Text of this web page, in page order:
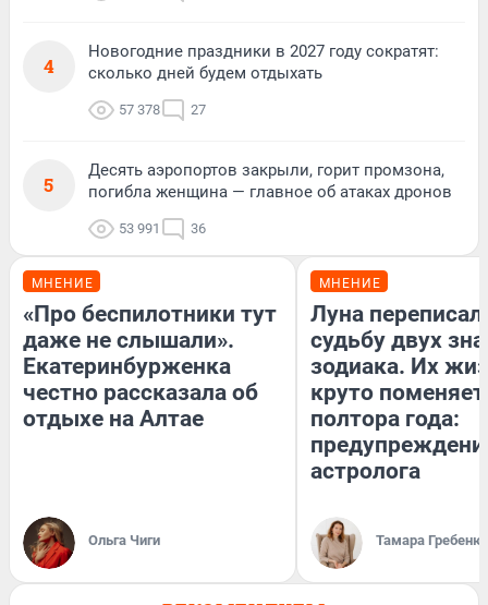
4
Новогодние праздники в 2027 году сократят:
сколько дней будем отдыхать
57 378 27
5
Десять аэропортов закрыли, горит промзона,
погибла женщина — главное об атаках дронов
53 991 36
МНЕНИЕ
«Про беспилотники тут
даже не слышали».
Екатеринбурженка
честно рассказала об
отдыхе на Алтае
Ольга Чиги
МНЕНИЕ
Луна
судьбу двух
зодиака. Их
круто
полтора года:
астролога
Тамара